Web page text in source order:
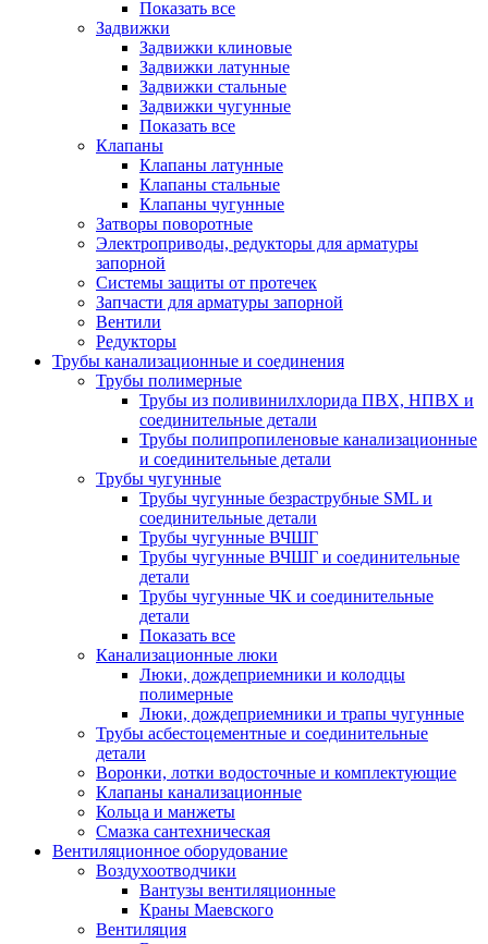
Показать все
Задвижки
Задвижки клиновые
Задвижки латунные
Задвижки стальные
Задвижки чугунные
Показать все
Клапаны
Клапаны латунные
Клапаны стальные
Клапаны чугунные
Затворы поворотные
Электроприводы, редукторы для арматуры
запорной
Системы защиты от протечек
Запчасти для арматуры запорной
Вентили
Редукторы
Трубы канализационные и соединения
Трубы полимерные
Трубы из поливинилхлорида ПВХ, НПВХ и
соединительные детали
Трубы полипропиленовые канализационные
и соединительные детали
Трубы чугунные
Трубы чугунные безраструбные SML и
соединительные детали
Трубы чугунные ВЧШГ
Трубы чугунные ВЧШГ и соединительные
детали
Трубы чугунные ЧК и соединительные
детали
Показать все
Канализационные люки
Люки, дождеприемники и колодцы
полимерные
Люки, дождеприемники и трапы чугунные
Трубы асбестоцементные и соединительные
детали
Воронки, лотки водосточные и комплектующие
Клапаны канализационные
Кольца и манжеты
Смазка сантехническая
Вентиляционное оборудование
Воздухоотводчики
Вантузы вентиляционные
Краны Маевского
Вентиляция